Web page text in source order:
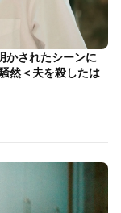
かされたシーンに
然＜夫を殺したは